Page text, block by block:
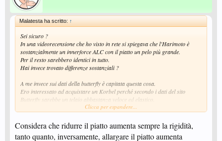
Malatesta ha scritto: ↑
Sei sicuro ?
In una videorecensione che ho visto in rete si spiegava che l'Harimoto è
sostanzialmente un innerforce ALC con il piatto un pelo più grande.
Per il resto sarebbero identici in tutto.
Hai invece trovato differenze sostanziali ?
A me invece sui dati della butterfly è capitata questa cosa.
Ero interessato ad acquistare un Korbel perché secondo i dati del sito
Butterfly sarebbe un telaio abbastanza veloce ed elastico.
Ero indeciso tra la versione Europea, più economica e la Japan, più
Nelle indicazioni della Butterfly la velocità è indicata anche con il termine
reaction, mentre la rigidità con il termine vibration.
Ho scritto a butterfly italia per chiedere più dettagli sulle caratteristiche dei
Clicca per espandere...
Considera che ridurre il piatto aumenta sempre la rigidità,
tanto quanto, inversamente, allargare il piatto aumenta